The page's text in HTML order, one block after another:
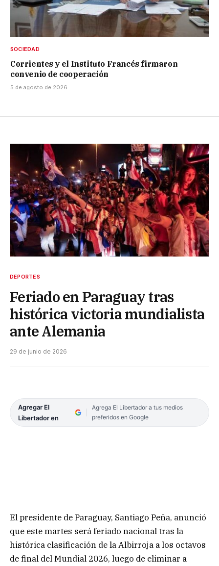
SOCIEDAD
Corrientes y el Instituto Francés firmaron
convenio de cooperación
5 de agosto de 2026
DEPORTES
Feriado en Paraguay tras
histórica victoria mundialista
ante Alemania
29 de junio de 2026
Agregar El
Libertador en
Agrega El Libertador a tus medios
preferidos en Google
El presidente de Paraguay, Santiago Peña, anunció
que este martes será feriado nacional tras la
histórica clasificación de la Albirroja a los octavos
de final del Mundial 2026, luego de eliminar a